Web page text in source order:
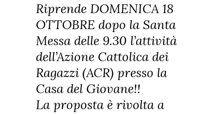
Riprende DOMENICA 18
OTTOBRE dopo la Santa
Messa delle 9.30 l’attività
dell’Azione Cattolica dei
Ragazzi (ACR) presso la
Casa del Giovane!!
La proposta è rivolta a